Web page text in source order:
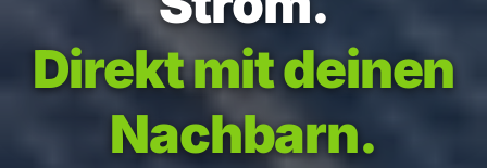
Direkt mit deinen
Nachbarn.